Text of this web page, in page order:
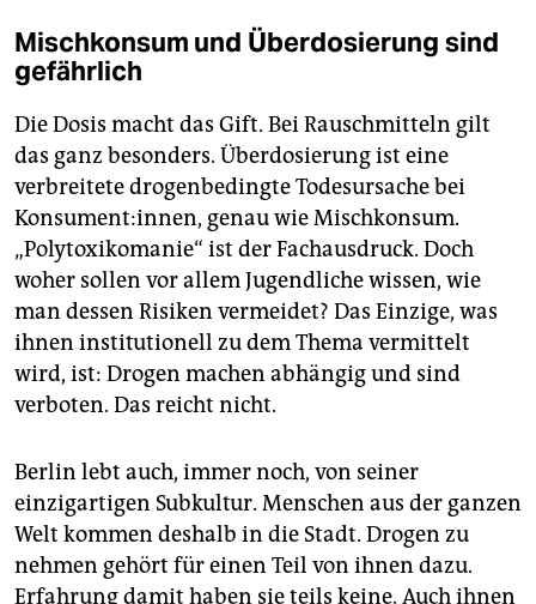
Mischkonsum und Überdosierung sind
gefährlich
Die Dosis macht das Gift. Bei Rauschmitteln gilt
das ganz besonders. Überdosierung ist eine
verbreitete drogenbedingte Todesursache bei
Konsument:innen, genau wie Mischkonsum.
„Polytoxikomanie“ ist der Fachausdruck. Doch
woher sollen vor allem Jugendliche wissen, wie
man dessen Risiken vermeidet? Das Einzige, was
ihnen institutionell zu dem Thema vermittelt
wird, ist: Drogen machen abhängig und sind
verboten. Das reicht nicht.
Berlin lebt auch, immer noch, von seiner
einzigartigen Subkultur. Menschen aus der ganzen
Welt kommen deshalb in die Stadt. Drogen zu
nehmen gehört für einen Teil von ihnen dazu.
Erfahrung damit haben sie teils keine. Auch ihnen